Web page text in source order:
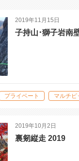
2019年11月15日
子持山･獅子岩南
プライベート マルチピ
2019年10月2日
裏剱縦走 2019